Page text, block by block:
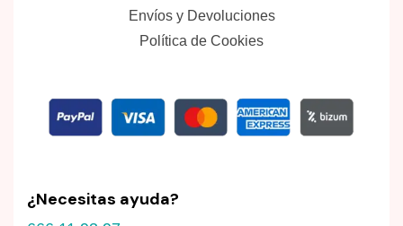
Envíos y Devoluciones
Política de Cookies
¿Necesitas ayuda?